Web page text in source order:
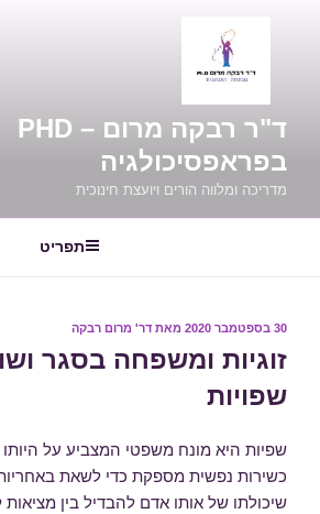
ד"ר רבקה מרום – PHD
בפראפסיכולגיה
מדריכה ומלווה הורים ויועצת חינוכית
תפריט
פורסם
30 בספטמבר 2020 מאת דר' מרום רבקה
זוגיות ומשפחה בסגר
שפויות
שפיות היא מונח משפטי המצביע על
כשירות נפשית מספקת כדי לשאת
שיכולתו של אותו אדם להבדיל בין מציאות